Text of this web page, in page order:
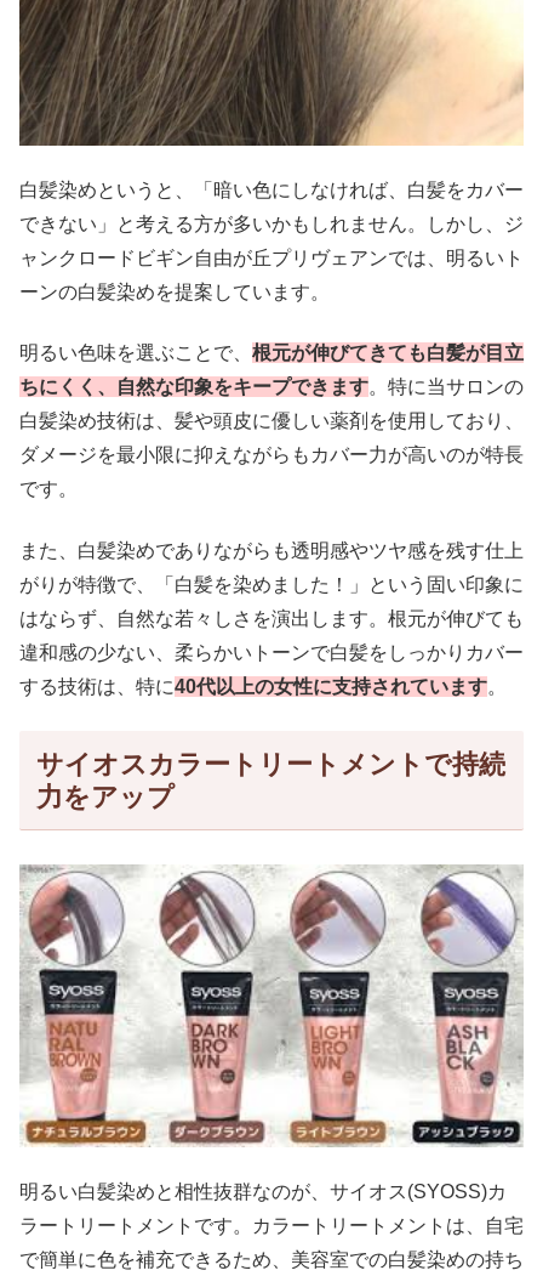
白髪染めというと、「暗い色にしなければ、白髪をカバー
できない」と考える方が多いかもしれません。しかし、ジ
ャンクロードビギン自由が丘プリヴェアンでは、明るいト
ーンの白髪染めを提案しています。
明るい色味を選ぶことで、 根元が伸びてきても白髪が目立
ちにくく、自然な印象をキープできます。特に当サロンの
白髪染め技術は、髪や頭皮に優しい薬剤を使用しており、
ダメージを最小限に抑えながらもカバー力が高いのが特長
です。
また、白髪染めでありながらも透明感やツヤ感を残す仕上
がりが特徴で、「白髪を染めました！」という固い印象に
はならず、自然な若々しさを演出します。根元が伸びても
違和感の少ない、柔らかいトーンで白髪をしっかりカバー
する技術は、特に40代以上の女性に支持されています。
サイオスカラートリートメントで持続
力をアップ
明るい白髪染めと相性抜群なのが、サイオス(SYOSS)カ
ラートリートメントです。カラートリートメントは、自宅
で簡単に色を補充できるため、美容室での白髪染めの持ち